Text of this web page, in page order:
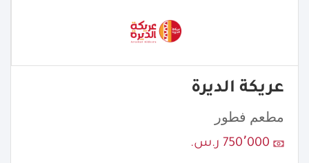
عريكة الديرة
مطعم فطور
750٬000 ر.س.